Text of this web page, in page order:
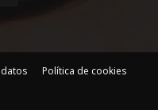
Política de cookies